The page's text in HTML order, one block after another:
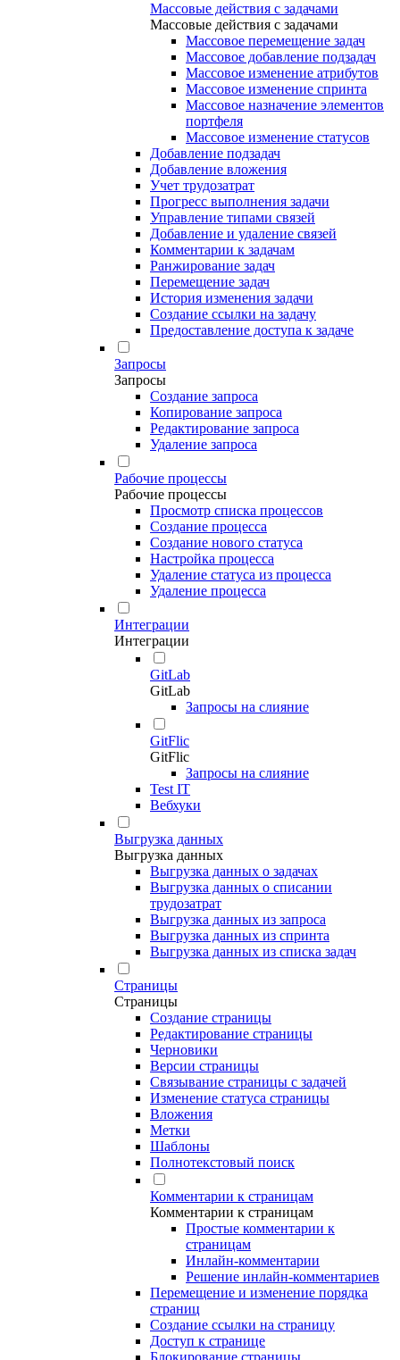
Массовые действия с задачами
Массовые действия с задачами
Массовое перемещение задач
Массовое добавление подзадач
Массовое изменение атрибутов
Массовое изменение спринта
Массовое назначение элементов
портфеля
Массовое изменение статусов
Добавление подзадач
Добавление вложения
Учет трудозатрат
Прогресс выполнения задачи
Управление типами связей
Добавление и удаление связей
Комментарии к задачам
Ранжирование задач
Перемещение задач
История изменения задачи
Создание ссылки на задачу
Предоставление доступа к задаче
Запросы
Запросы
Создание запроса
Копирование запроса
Редактирование запроса
Удаление запроса
Рабочие процессы
Рабочие процессы
Просмотр списка процессов
Создание процесса
Создание нового статуса
Настройка процесса
Удаление статуса из процесса
Удаление процесса
Интеграции
Интеграции
GitLab
GitLab
Запросы на слияние
GitFlic
GitFlic
Запросы на слияние
Test IT
Вебхуки
Выгрузка данных
Выгрузка данных
Выгрузка данных о задачах
Выгрузка данных о списании
трудозатрат
Выгрузка данных из запроса
Выгрузка данных из спринта
Выгрузка данных из списка задач
Страницы
Страницы
Создание страницы
Редактирование страницы
Черновики
Версии страницы
Связывание страницы с задачей
Изменение статуса страницы
Вложения
Метки
Шаблоны
Полнотекстовый поиск
Комментарии к страницам
Комментарии к страницам
Простые комментарии к
страницам
Инлайн-комментарии
Решение инлайн-комментариев
Перемещение и изменение порядка
страниц
Создание ссылки на страницу
Доступ к странице